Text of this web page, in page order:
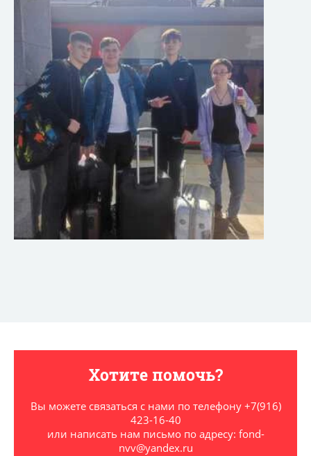
Хотите помочь?
Вы можете связаться с нами по телефону +7(916)
423-16-40
или написать нам письмо по адресу: fond-
nvv@yandex.ru